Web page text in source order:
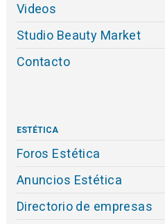
Videos
Studio Beauty Market
Contacto
ESTÉTICA
Foros Estética
Anuncios Estética
Directorio de empresas